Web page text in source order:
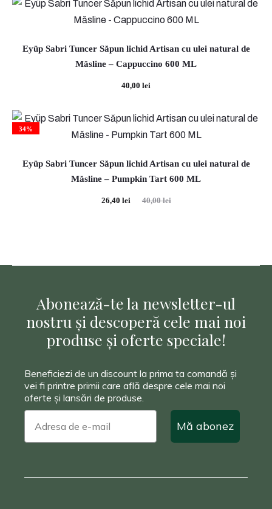
Eyüp Sabri Tuncer Săpun lichid Artisan cu ulei natural de
Măsline – Cappuccino 600 ML
40,00 lei
34%
Eyüp Sabri Tuncer Săpun lichid Artisan cu ulei natural de
Măsline – Pumpkin Tart 600 ML
40,00lei
Prețul
26,40 lei
Prețul
Abonează-te la newsletter-ul
nostru și descoperă cele mai noi
produse și oferte speciale!
Beneficiezi de un discount la prima ta comandă și
vei fi printre primii care află despre cele mai noi
oferte și lansări de produse.
Mă abonez